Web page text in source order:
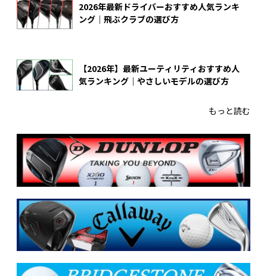
2026年最新ドライバーおすすめ人気ランキ
ング｜飛ぶクラブの選び方
【2026年】最新ユーティリティおすすめ人
気ランキング｜やさしいモデルの選び方
もっと読む